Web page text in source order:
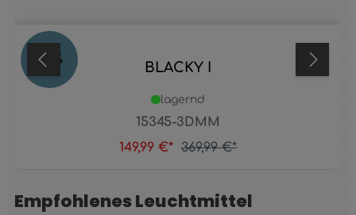
59 % BLACKY I
15345-3DMM
lagernd
149,99 €* 369,99 €*
Produktgalerie überspringen
Empfohlenes Leuchtmittel